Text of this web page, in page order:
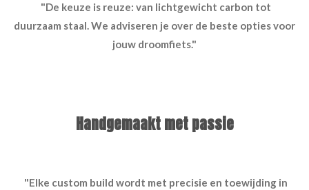
"De keuze is reuze: van lichtgewicht carbon tot
duurzaam staal. We adviseren je over de beste opties voor
jouw droomfiets."
Handgemaakt met passie
"Elke custom build wordt met precisie en toewijding in